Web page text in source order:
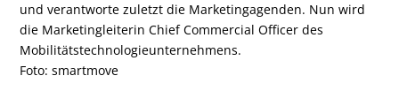
und verantworte zuletzt die Marketingagenden. Nun wird
die Marketingleiterin Chief Commercial Officer des
Mobilitätstechnologieunternehmens.
Foto: smartmove